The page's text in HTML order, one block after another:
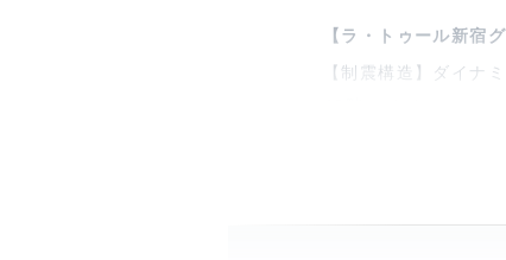
【ラ・トゥール新宿
【制震構造】ダイナ
食店舗、カルチャー